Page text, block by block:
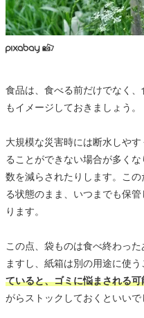
食品は、食べる前だけでなく
もイメージしておきましょう。
大規模な災害時には断水しや
ることができない場合が多く
数を減らされたりします。こ
る状態のまま、いつまでも保
ります。
この点、袋ものは食べ終わっ
ますし、紙箱は別の用途に使う
ていると、ゴミに悩まされる可
がらストックしておくといいで